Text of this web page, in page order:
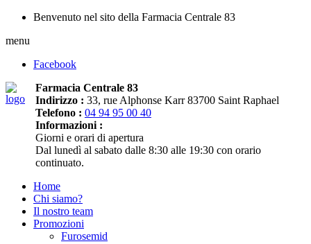
Benvenuto nel sito della Farmacia Centrale 83
menu
Facebook
Farmacia Centrale 83
Indirizzo : 33, rue Alphonse Karr 83700 Saint Raphael
Telefono : 04 94 95 00 40
Informazioni :
Giorni e orari di apertura
Dal lunedì al sabato dalle 8:30 alle 19:30 con orario
continuato.
Home
Chi siamo?
Il nostro team
Promozioni
Furosemid